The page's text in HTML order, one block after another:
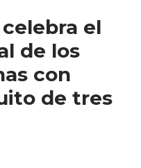
el
de los
con
de tres